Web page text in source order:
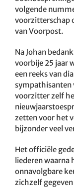
volgende
voorzitterschap
van Voorpost.
Na Johan
voorbije 25 jaar
een reeks van
sympathisanten
voorzitter zelf
zetten voor het
bijzonder veel
Het officiële
liederen waarna
onnavolgbare
zichzelf